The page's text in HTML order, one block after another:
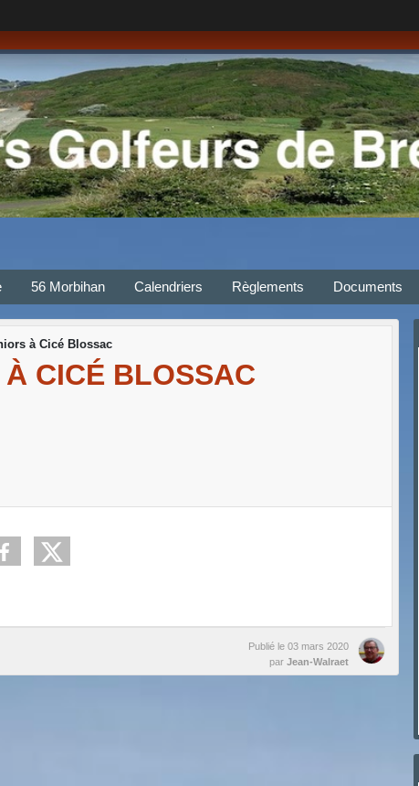
56 Morbihan Calendriers Règlements Documents
à Cicé Blossac
CICÉ BLOSSAC
Publié le03 mars 2020
parJean-Walraet